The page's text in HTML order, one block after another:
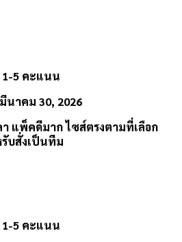
1-5 คะแนน
มีนาคม 30, 2026
า แพ็คดีมาก ไซส์ตรงตามที่เลือก
บสั่งเป็นทีม
1-5 คะแนน